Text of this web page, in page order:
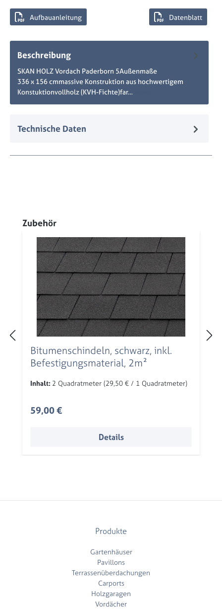
Beschreibung
SKAN HOLZ Vordach Paderborn 5Außenmaße
336 x 156 cmmassive Konstruktion aus hochwertigem
Konstuktionvollholz (KVH-Fichte)far…
Technische Daten
Aufbauanleitung Datenblatt
Produktgalerie überspringen
Zubehör
Bitumenschindeln, schwarz, inkl.
Befestigungsmaterial, 2m²
Inhalt: 2 Quadratmeter (29,50 € / 1 Quadratmeter)
Regulärer Preis:
59,00 €
Details
Produkte
Gartenhäuser
Pavillons
Terrassenüberdachungen
Carports
Holzgaragen
Vordächer